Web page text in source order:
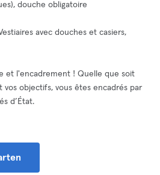
douche obligatoire
avec douches et casiers,
et l'encadrement ! Quelle que soit
objectifs, vous êtes encadrés par
d’État.